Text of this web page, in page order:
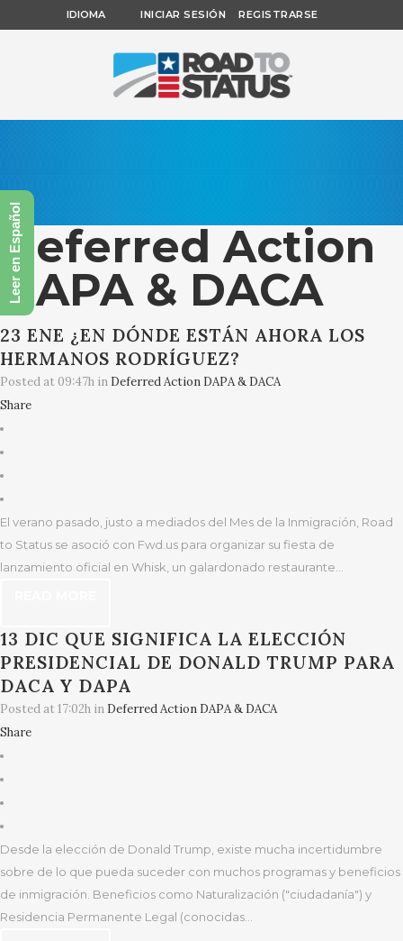
IDIOMA INICIAR SESIÓN REGISTRARSE
Deferred Action
DAPA & DACA
23 ENE ¿EN DÓNDE ESTÁN AHORA LOS
HERMANOS RODRÍGUEZ?
Posted at 09:47h in Deferred Action DAPA & DACA
Share
El verano pasado, justo a mediados del Mes de la Inmigración, Road
to Status se asoció con Fwd.us para organizar su fiesta de
lanzamiento oficial en Whisk, un galardonado restaurante...
13 DIC QUE SIGNIFICA LA ELECCIÓN
PRESIDENCIAL DE DONALD TRUMP PARA
DACA Y DAPA
Posted at 17:02h in Deferred Action DAPA & DACA
Share
Desde la elección de Donald Trump, existe mucha incertidumbre
sobre de lo que pueda suceder con muchos programas y beneficios
de inmigración. Beneficios como Naturalización ("ciudadanía") y
Residencia Permanente Legal (conocidas...
Leer en Español